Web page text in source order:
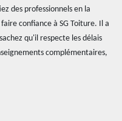
des professionnels en la
confiance à SG Toiture. Il a
qu'il respecte les délais
complémentaires,